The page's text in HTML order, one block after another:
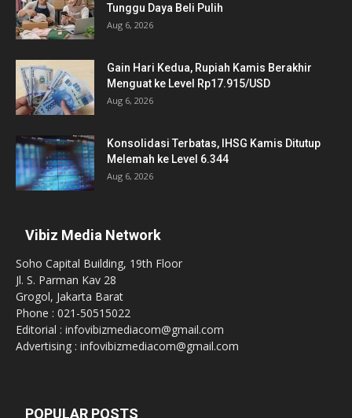
Tunggu Daya Beli Pulih
Aug 6, 2026
Gain Hari Kedua, Rupiah Kamis Berakhir
Menguat ke Level Rp17.915/USD
Aug 6, 2026
Konsolidasi Terbatas, IHSG Kamis Ditutup
Melemah ke Level 6.344
Aug 6, 2026
Vibiz Media Network
Soho Capital Building, 19th Floor
Jl. S. Parman Kav 28
Grogol, Jakarta Barat
Phone : 021-50515022
Editorial : infovibizmediacom@gmail.com
Advertising : infovibizmediacom@gmail.com
POPULAR POSTS